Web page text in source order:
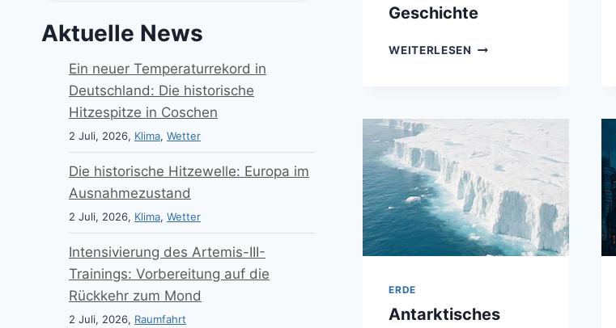
Geschichte
WEITERLESEN 50
–
FASZINIERENDE
RÄTSEL
ZWISCHEN
NATUR
UND
GESCHICHTE
ERDE
Antarktisches
Aktuelle News
Ein neuer Temperaturrekord in
Deutschland: Die historische
Hitzespitze in Coschen
2 Juli, 2026, Klima, Wetter
Die historische Hitzewelle: Europa im
Ausnahmezustand
2 Juli, 2026, Klima, Wetter
Intensivierung des Artemis-III-
Trainings: Vorbereitung auf die
Rückkehr zum Mond
2 Juli, 2026, Raumfahrt